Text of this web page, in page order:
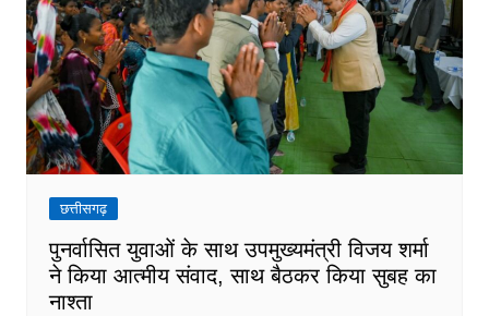
छत्तीसगढ़
पुनर्वासित युवाओं के साथ उपमुख्यमंत्री विजय शर्मा
ने किया आत्मीय संवाद, साथ बैठकर किया सुबह का
नाश्ता